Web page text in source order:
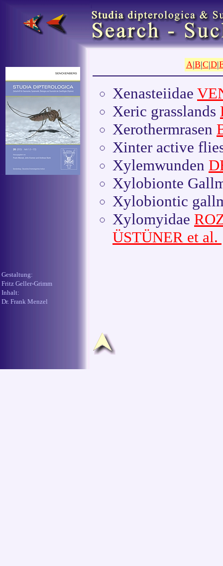
Gestaltung:
Fritz Geller-Grimm
Inhalt:
Dr. Frank Menzel
A|B|C|D|
Xenasteiidae
Xeric grasslands
Xerothermrasen
Xinter active
Xylemwunden
Xylobionte
Xylobiontic
Xylomyidae
ÜSTÜNER et